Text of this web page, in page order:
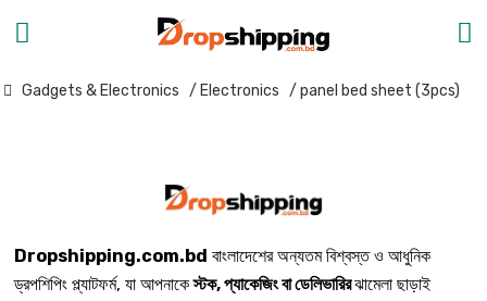
Gadgets & Electronics / Electronics / panel bed sheet (3pcs)
Dropshipping.com.bd বাংলাদেশের অন্যতম বিশ্বস্ত ও আধুনিক
ড্রপশিপিং প্ল্যাটফর্ম, যা আপনাকেস্টক, প্যাকেজিং বা ডেলিভারিরঝামেলা ছাড়াই